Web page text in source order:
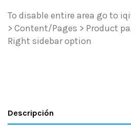
To disable entire area go to
> Content/Pages > Product
Right sidebar option
Descripción